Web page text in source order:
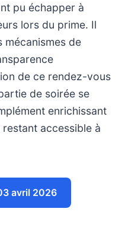
pu échapper à
lors du prime. Il
mécanismes de
de ce rendez-vous
de soirée se
enrichissant
accessible à
avril 2026